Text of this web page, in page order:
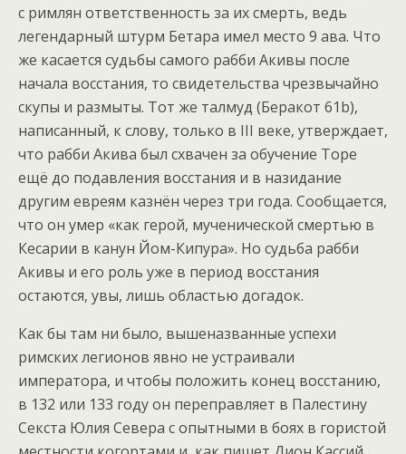
с римлян ответственность за их смерть, ведь
легендарный штурм Бетара имел место 9 ава. Что
же касается судьбы самого рабби Акивы после
начала восстания, то свидетельства чрезвычайно
скупы и размыты. Тот же талмуд (Беракот 61b),
написанный, к слову, только в III веке, утверждает,
что рабби Акива был схвачен за обучение Торе
ещё до подавления восстания и в назидание
другим евреям казнён через три года. Сообщается,
что он умер «как герой, мученической смертью в
Кесарии в канун Йом-Кипура». Но судьба рабби
Акивы и его роль уже в период восстания
остаются, увы, лишь областью догадок.
Как бы там ни было, вышеназванные успехи
римских легионов явно не устраивали
императора, и чтобы положить конец восстанию,
в 132 или 133 году он переправляет в Палестину
Секста Юлия Севера с опытными в боях в гористой